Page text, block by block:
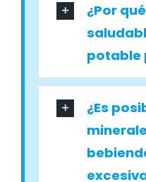
¿Por
potable
¿Es